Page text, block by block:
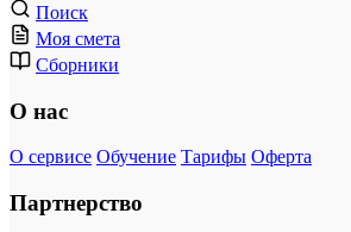
Поиск
Моя смета
Сборники
О нас
О сервисе Обучение Тарифы Оферта
Партнерство